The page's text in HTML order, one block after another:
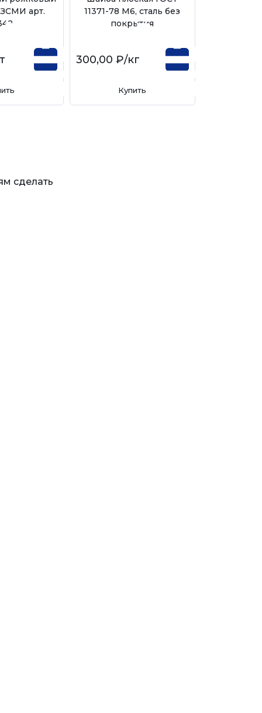
арт.
11371-78 М6, сталь без
покрытия
300,00 ₽/кг
Купить
сделать